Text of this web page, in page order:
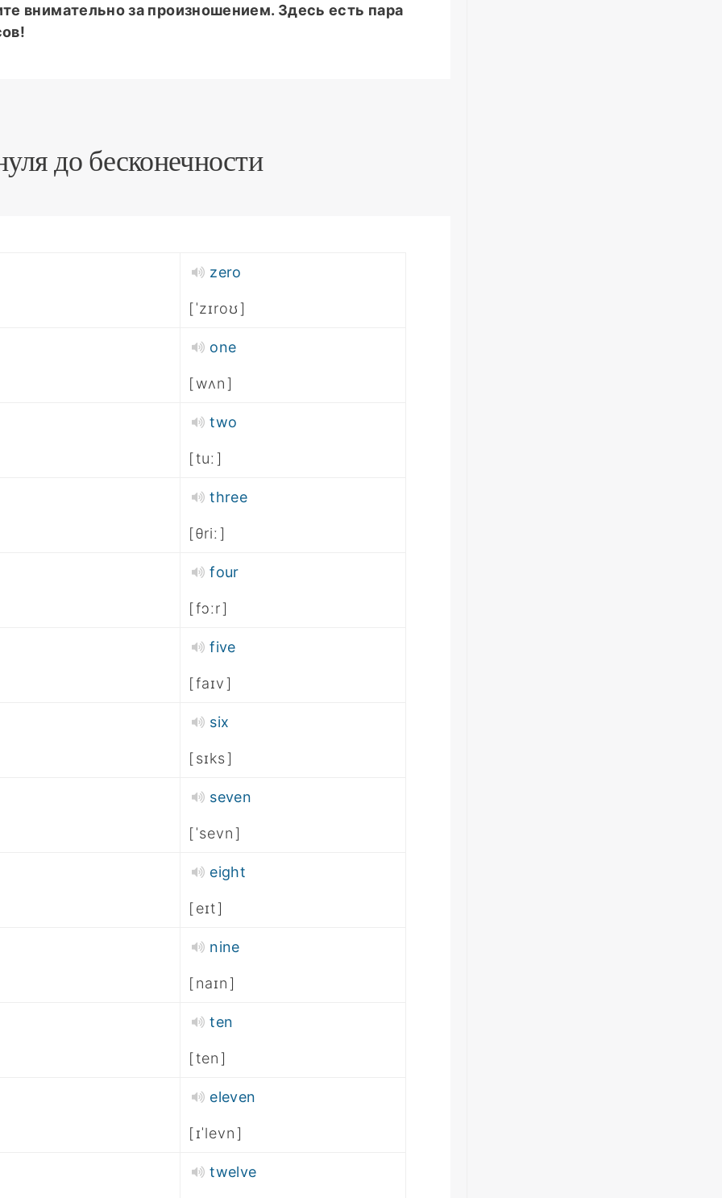
внимательно за произношением. Здесь есть пара
до бесконечности
zero
ˈzɪroʊ
one
wʌn
two
tuː
three
θriː
four
fɔːr
five
faɪv
six
sɪks
seven
ˈsevn
eight
eɪt
nine
naɪn
ten
ten
eleven
ɪˈlevn
twelve